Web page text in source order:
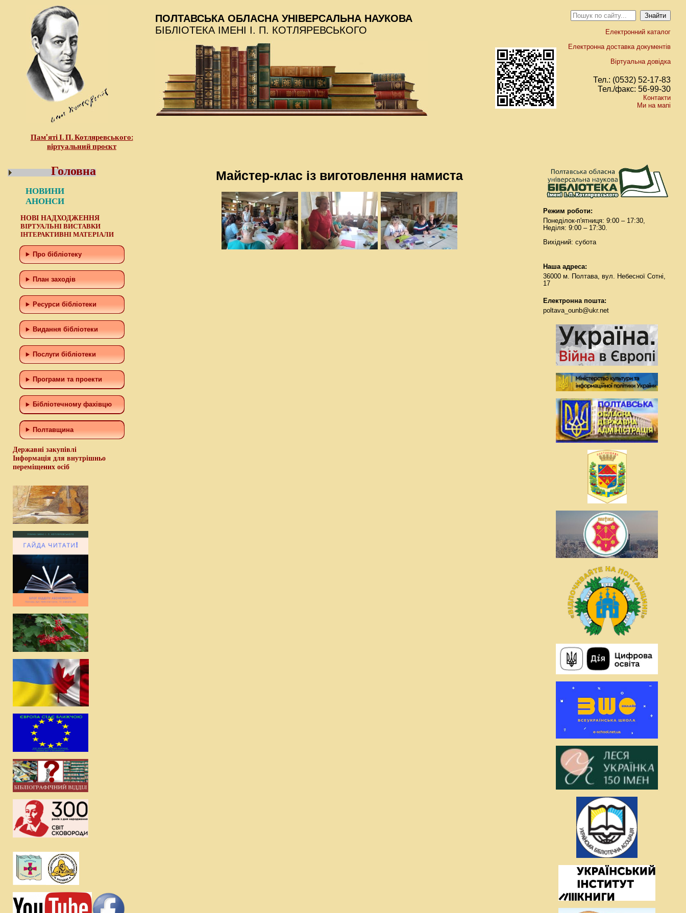
Пам’яті І. П. Котляревського:
віртуальний проєкт
ПОЛТАВСЬКА ОБЛАСНА УНІВЕРСАЛЬНА НАУКОВА
БІБЛІОТЕКА ІМЕНІ І. П. КОТЛЯРЕВСЬКОГО
Електронний каталог
Електронна доставка документів
Віртуальна довідка
Тел.: (0532) 52-17-83
Тел./факс: 56-99-30
Контакти
Ми на мапі
Головна
НОВИНИ
АНОНСИ
НОВІ НАДХОДЖЕННЯ
ВІРТУАЛЬНІ ВИСТАВКИ
ІНТЕРАКТИВНІ МАТЕРІАЛИ
Про бібліотеку
План заходів
Ресурси бібліотеки
Видання бібліотеки
Послуги бібліотеки
Програми та проекти
Бiблiотечному фахiвцю
Полтавщина
Державні закупівлі
Інформація для внутрішньо
переміщених осіб
Майстер-клас із виготовлення намиста
Режим роботи:
Понеділок-п'ятниця: 9:00 – 17:30,
Неділя: 9:00 – 17:30.
Вихідний: субота
Наша адреса:
36000 м. Полтава, вул. Небесної Сотні,
17
Електронна пошта:
poltava_ounb@ukr.net